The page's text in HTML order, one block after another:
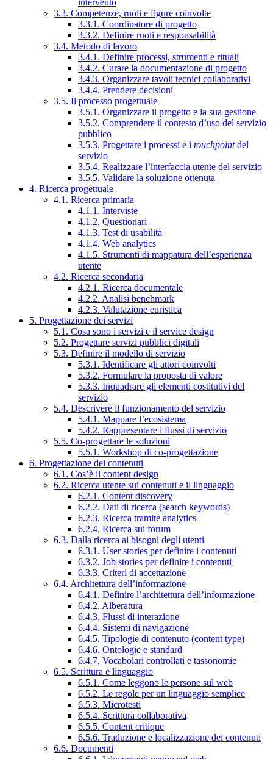
intervento
3.3. Competenze, ruoli e figure coinvolte
3.3.1. Coordinatore di progetto
3.3.2. Definire ruoli e responsabilità
3.4. Metodo di lavoro
3.4.1. Definire processi, strumenti e rituali
3.4.2. Curare la documentazione di progetto
3.4.3. Organizzare tavoli tecnici collaborativi
3.4.4. Prendere decisioni
3.5. Il processo progettuale
3.5.1. Organizzare il progetto e la sua gestione
3.5.2. Comprendere il contesto d’uso del servizio
pubblico
3.5.3. Progettare i processi e i touchpointdel
servizio
3.5.4. Realizzare l’interfaccia utente del servizio
3.5.5. Validare la soluzione ottenuta
4. Ricerca progettuale
4.1. Ricerca primaria
4.1.1. Interviste
4.1.2. Questionari
4.1.3. Test di usabilità
4.1.4. Web analytics
4.1.5. Strumenti di mappatura dell’esperienza
utente
4.2. Ricerca secondaria
4.2.1. Ricerca documentale
4.2.2. Analisi benchmark
4.2.3. Valutazione euristica
5. Progettazione dei servizi
5.1. Cosa sono i servizi e il service design
5.2. Progettare servizi pubblici digitali
5.3. Definire il modello di servizio
5.3.1. Identificare gli attori coinvolti
5.3.2. Formulare la proposta di valore
5.3.3. Inquadrare gli elementi costitutivi del
servizio
5.4. Descrivere il funzionamento del servizio
5.4.1. Mappare l’ecosistema
5.4.2. Rappresentare i flussi di servizio
5.5. Co-progettare le soluzioni
5.5.1. Workshop di co-progettazione
6. Progettazione dei contenuti
6.1. Cos’è il content design
6.2. Ricerca utente sui contenuti e il linguaggio
6.2.1. Content discovery
6.2.2. Dati di ricerca (search keywords)
6.2.3. Ricerca tramite analytics
6.2.4. Ricerca sui forum
6.3. Dalla ricerca ai bisogni degli utenti
6.3.1. User stories per definire i contenuti
6.3.2. Job stories per definire i contenuti
6.3.3. Criteri di accettazione
6.4. Architettura dell’informazione
6.4.1. Definire l’architettura dell’informazione
6.4.2. Alberatura
6.4.3. Flussi di interazione
6.4.4. Sistemi di navigazione
6.4.5. Tipologie di contenuto (content type)
6.4.6. Ontologie e standard
6.4.7. Vocabolari controllati e tassonomie
6.5. Scrittura e linguaggio
6.5.1. Come leggono le persone sul web
6.5.2. Le regole per un linguaggio semplice
6.5.3. Microtesti
6.5.4. Scrittura collaborativa
6.5.5. Content critique
6.5.6. Traduzione e localizzazione dei contenuti
6.6. Documenti